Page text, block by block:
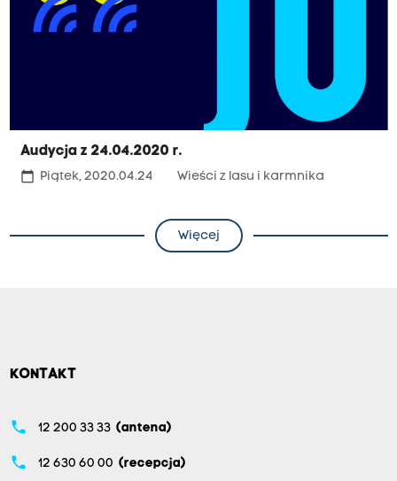
Audycja z 24.04.2020 r.
calendar_today Piątek, 2020.04.24 Wieści z lasu i karmnika
Więcej
KONTAKT
phone 12 200 33 33 (antena)
phone 12 630 60 00 (recepcja)